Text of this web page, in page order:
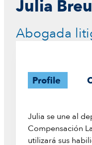
Julia
Abogada
Profile
Julia se une al
Compensación
utilizará sus